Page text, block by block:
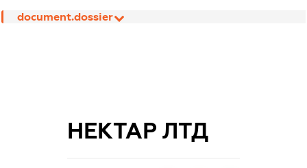
document.dossier
НЕКТАР ЛТД